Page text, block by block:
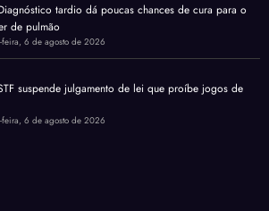
tardio dá poucas chances de cura para o
de pulmão
feira, 6 de agosto de 2026
suspende julgamento de lei que proíbe jogos de
feira, 6 de agosto de 2026